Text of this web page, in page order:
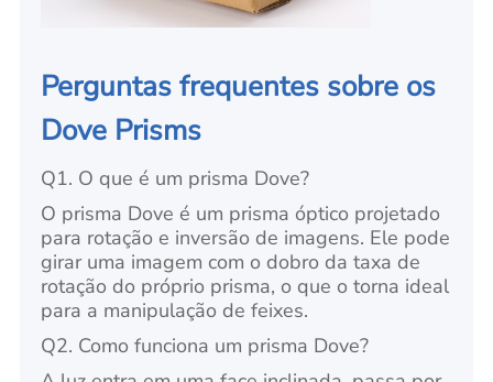
Perguntas frequentes sobre os
Dove Prisms
Q1. O que é um prisma Dove?
O prisma Dove é um prisma óptico projetado
para rotação e inversão de imagens. Ele pode
girar uma imagem com o dobro da taxa de
rotação do próprio prisma, o que o torna ideal
para a manipulação de feixes.
Q2. Como funciona um prisma Dove?